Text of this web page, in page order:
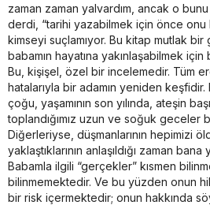
zaman zaman yalvardım, ancak o
derdi, “tarihi yazabilmek için önce onu
kimseyi suçlamıyor. Bu kitap mutlak
babamın hayatına yakınlaşabilmek için
Bu, kişişel, özel bir incelemedir. Tüm
hatalarıyla bir adamın yeniden
çoğu, yaşamının son yılında, ateşin
toplandığımız uzun ve soğuk geceler
Diğerleriyse, düşmanlarının hepimizi
yaklaştıklarının anlaşıldığı zaman bana
Babamla ilgili “gerçekler” kısmen
bilinmemektedir. Ve bu yüzden onun
bir risk içermektedir; onun hakkında